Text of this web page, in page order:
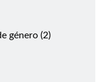
género (2)